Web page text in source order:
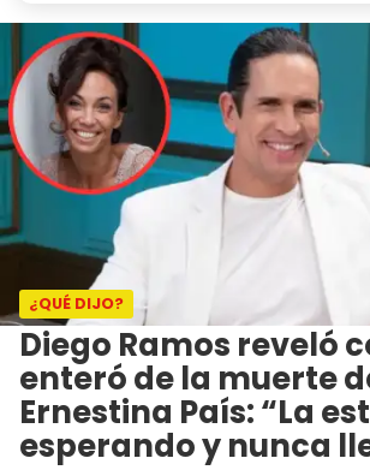
¿QUÉ DIJO?
Diego Ramos reveló
enteró de la muerte
Ernestina País: “La
esperando y nunca